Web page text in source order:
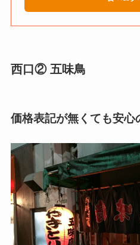
西口② 五味鳥
価格表記が無くても安心